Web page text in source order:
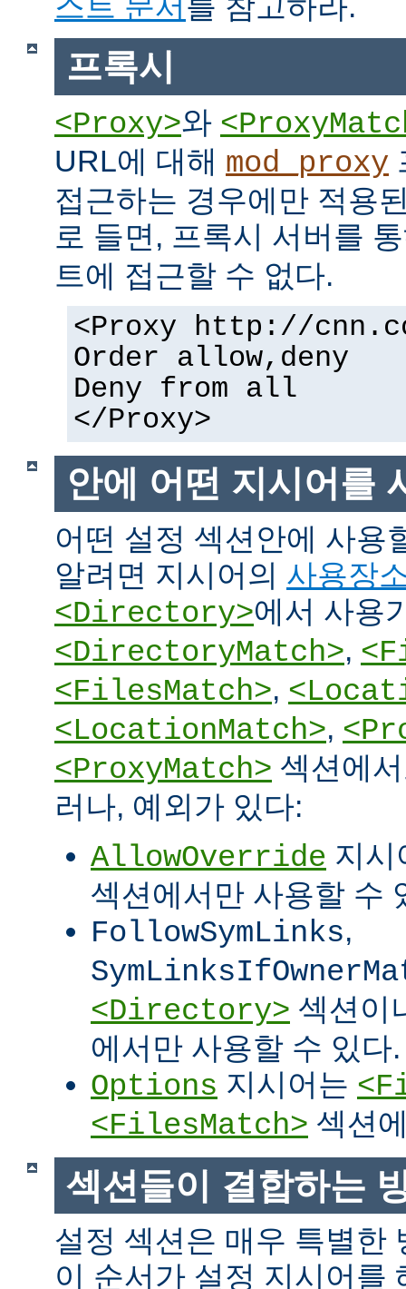
프록시
<Proxy>와
URL에 대해 mod_proxy
접근하는 경우에만 적용
로 들면, 프록시 서버를
트에 접근할 수 없다.
<Proxy http://
Order allow,deny
Deny from all
</Proxy>
안에 어떤 지시어를
어떤 설정 섹션안에 사용
알려면 지시어의 사용장
<Directory>에서 사용
<DirectoryMatch>,
<FilesMatch>,
<LocationMatch>,
<ProxyMatch> 섹션에
러나, 예외가 있다:
AllowOverride 지
섹션에서만 사용할 수
FollowSymLinks,
<Directory> 섹션이
에서만 사용할 수 있다.
Options 지시어는
<FilesMatch> 섹션
섹션들이 결합하는
설정 섹션은 매우 특별한
이 순서가 설정 지시어를